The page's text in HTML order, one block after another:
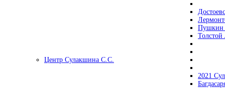
Центр Сулакшина С.С.
2021